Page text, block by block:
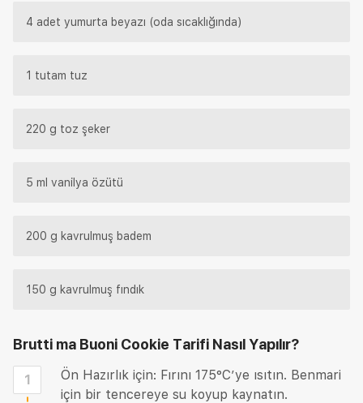
4 adet yumurta beyazı (oda sıcaklığında)
1 tutam tuz
220 g toz şeker
5 ml vanilya özütü
200 g kavrulmuş badem
150 g kavrulmuş fındık
Brutti ma Buoni Cookie Tarifi Nasıl Yapılır?
1
Ön Hazırlık için: Fırını 175°C’ye ısıtın. Benmari
için bir tencereye su koyup kaynatın.